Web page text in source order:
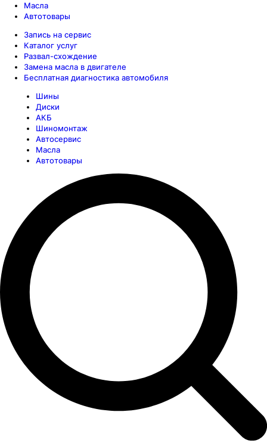
Масла
Автотовары
Запись на сервис
Каталог услуг
Развал-схождение
Замена масла в двигателе
Бесплатная диагностика автомобиля
Шины
Диски
АКБ
Шиномонтаж
Автосервис
Масла
Автотовары